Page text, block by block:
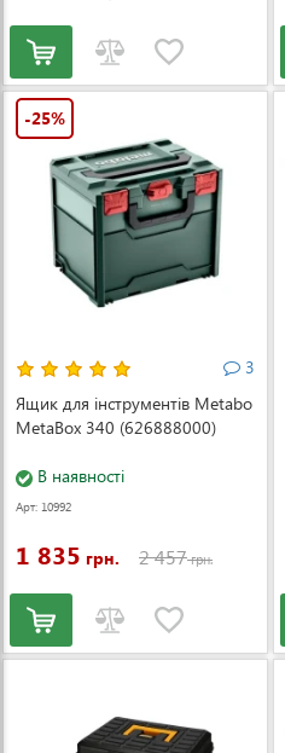
-25%
3
Ящик для інструментів Metabo
MetaBox 340 (626888000)
В наявності
Арт: 10992
1 835 грн. 2 457грн.